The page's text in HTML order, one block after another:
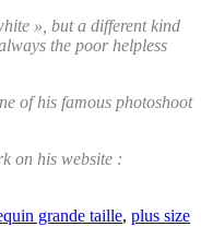
», but a different kind
the poor helpless
of his famous photoshoot
on his website :
grande taille, plus size